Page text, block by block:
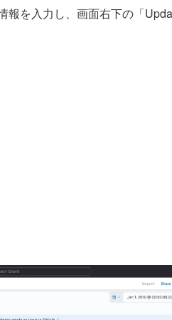
を入力し、画面右下の「